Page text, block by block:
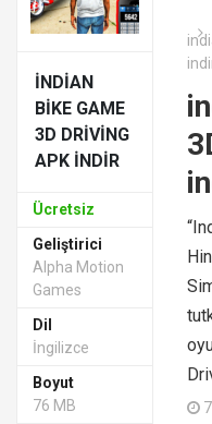
INDIAN
BIKE GAME
3D DRIVING
APK INDIR
Ücretsiz
Geliştirici
Alpha Motion
Games
Dil
İngilizce
Boyut
76 MB
7